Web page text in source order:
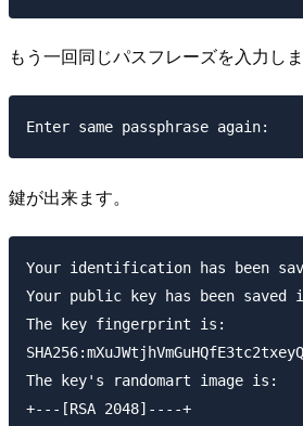
もう一回同じパスフレーズを入力しま
鍵が出来ます。
Your identification has been
Your public key has been saved
The key fingerprint is:
The key's randomart image is:
+---[RSA 2048]----+